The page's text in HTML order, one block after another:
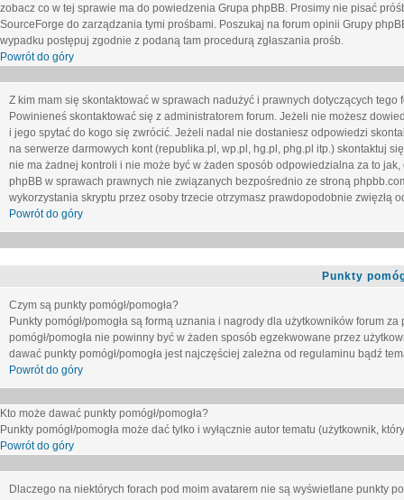
zobacz co w tej sprawie ma do powiedzenia Grupa phpBB. Prosimy nie pisać
SourceForge do zarządzania tymi prośbami. Poszukaj na forum opinii Grupy
wypadku postępuj zgodnie z podaną tam procedurą zgłaszania prośb.
Powrót do góry
Z kim mam się skontaktować w sprawach nadużyć i prawnych dotyczących tego
Powinieneś skontaktować się z administratorem forum. Jeżeli nie możesz
i jego spytać do kogo się zwrócić. Jeżeli nadal nie dostaniesz odpowiedzi
na serwerze darmowych kont (republika.pl, wp.pl, hg.pl, phg.pl itp.) skontaktuj
nie ma żadnej kontroli i nie może być w żaden sposób odpowiedzialna za to
phpBB w sprawach prawnych nie związanych bezpośrednio ze stroną
wykorzystania skryptu przez osoby trzecie otrzymasz prawdopodobnie zwięzłą
Powrót do góry
Punkty
Czym są punkty pomógł/pomogła?
Punkty pomógł/pomogła są formą uznania i nagrody dla użytkowników forum
pomógł/pomogła nie powinny być w żaden sposób egzekwowane przez
dawać punkty pomógł/pomogła jest najczęściej zależna od regulaminu bądź
Powrót do góry
Kto może dawać punkty pomógł/pomogła?
Punkty pomógł/pomogła może dać tylko i wyłącznie autor tematu (użytkownik,
Powrót do góry
Dlaczego na niektórych forach pod moim avatarem nie są wyświetlane punkty